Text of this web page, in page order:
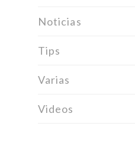
Noticias
Tips
Varias
Videos